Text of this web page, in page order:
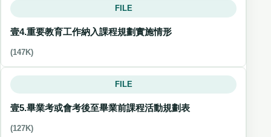
FILE
壹4.重要教育工作納入課程規劃實施情形
(147K)
FILE
壹5.畢業考或會考後至畢業前課程活動規劃表
(127K)